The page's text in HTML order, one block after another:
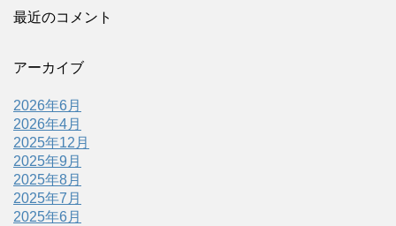
最近のコメント
アーカイブ
2026年6月
2026年4月
2025年12月
2025年9月
2025年8月
2025年7月
2025年6月